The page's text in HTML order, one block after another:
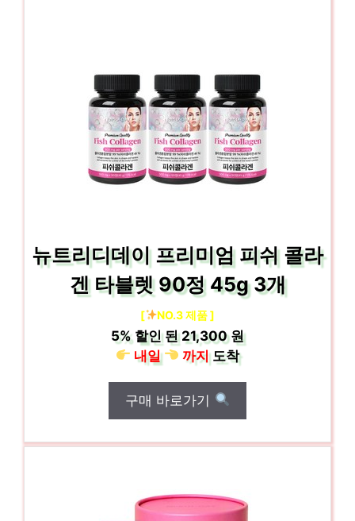
뉴트리디데이 프리미엄 피쉬 콜라
겐 타블렛 90정 45g 3개
[ NO.3 제품 ]
5% 할인 된21,300 원
내일
까지도착
구매 바로가기